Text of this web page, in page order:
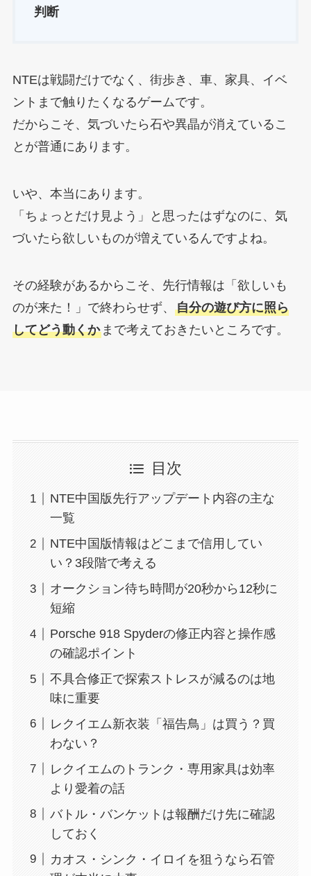
判断
NTEは戦闘だけでなく、街歩き、車、家具、イベ
ントまで触りたくなるゲームです。
だからこそ、気づいたら石や異晶が消えているこ
とが普通にあります。
いや、本当にあります。
「ちょっとだけ見よう」と思ったはずなのに、気
づいたら欲しいものが増えているんですよね。
その経験があるからこそ、先行情報は「欲しいも
のが来た！」で終わらせず、 自分の遊び方に照ら
してどう動くかまで考えておきたいところです。
目次
NTE中国版先行アップデート内容の主な
一覧
NTE中国版情報はどこまで信用してい
い？3段階で考える
オークション待ち時間が20秒から12秒に
短縮
Porsche 918 Spyderの修正内容と操作感
の確認ポイント
不具合修正で探索ストレスが減るのは地
味に重要
レクイエム新衣装「福告鳥」は買う？買
わない？
レクイエムのトランク・専用家具は効率
より愛着の話
バトル・バンケットは報酬だけ先に確認
しておく
カオス・シンク・イロイを狙うなら石管